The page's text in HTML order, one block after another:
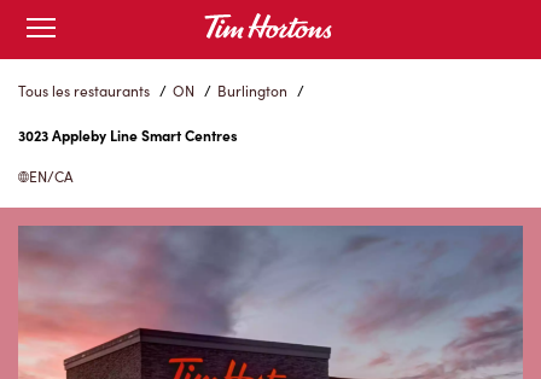
Skip
Content
Open
mobile
menu
Tous les restaurants / ON / Burlington /
3023 Appleby Line Smart Centres
EN/CA